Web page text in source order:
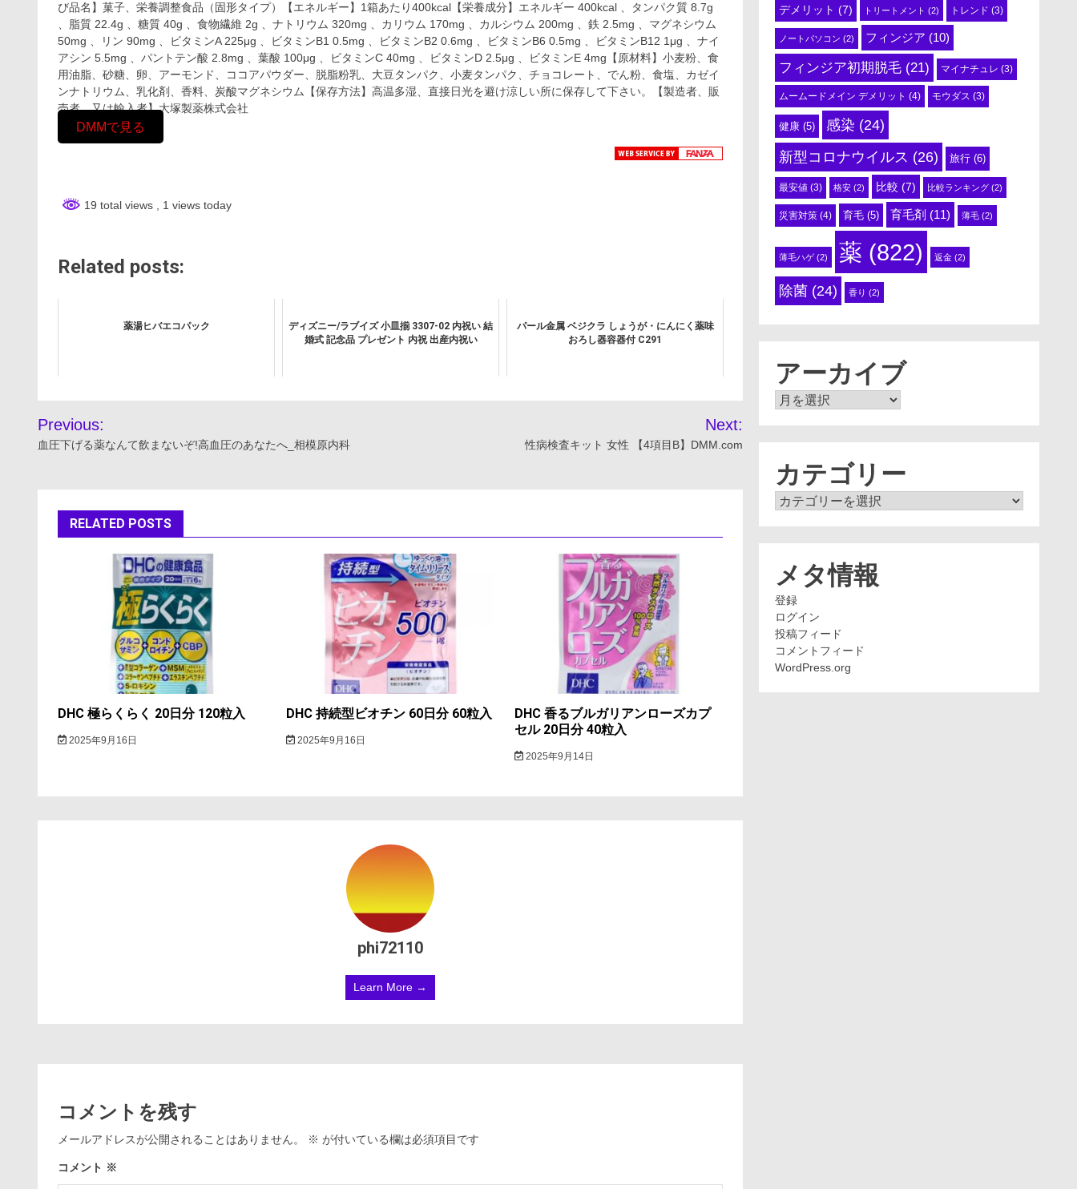
び品名】菓子、栄養調整食品（固形タイプ）【エネルギー】1箱あたり400kcal【栄養成分】エネルギー 400kcal 、タンパク質 8.7g
、脂質 22.4g 、糖質 40g 、食物繊維 2g 、ナトリウム 320mg 、カリウム 170mg 、カルシウム 200mg 、鉄 2.5mg 、マグネシウム
50mg 、リン 90mg 、ビタミンA 225μg 、ビタミンB1 0.5mg 、ビタミンB2 0.6mg 、ビタミンB6 0.5mg 、ビタミンB12 1μg 、ナイ
アシン 5.5mg 、パントテン酸 2.8mg 、葉酸 100μg 、ビタミンC 40mg 、ビタミンD 2.5μg 、ビタミンE 4mg【原材料】小麦粉、食
用油脂、砂糖、卵、アーモンド、ココアパウダー、脱脂粉乳、大豆タンパク、小麦タンパク、チョコレート、でん粉、食塩、カゼイ
ンナトリウム、乳化剤、香料、炭酸マグネシウム【保存方法】高温多湿、直接日光を避け涼しい所に保存して下さい。【製造者、販
売者、又は輸入者】大塚製薬株式会社
DMMで見る
19 total views , 1 views today
Related posts:
薬湯ヒバエコパック
ディズニー/ラブイズ 小皿揃 3307-02 内祝い 結
婚式 記念品 プレゼント 内祝 出産内祝い
パール金属 ベジクラ しょうが・にんにく薬味
おろし器容器付 C291
投
稿
ビ
ゲ
Previous:
血圧下げる薬なんて飲まないぞ!高血圧のあなたへ_相模原内科
Next:
性病検査キット 女性 【4項目B】DMM.com
RELATED POSTS
DHC 極らくらく 20日分 120粒入
2025年9月16日
DHC 持続型ビオチン 60日分 60粒入
2025年9月16日
DHC 香るブルガリアンローズカプ
セル 20日分 40粒入
2025年9月14日
phi72110
Learn More →
コメントを残す
メールアドレスが公開されることはありません。 ※ が付いている欄は必須項目です
コメント ※
デメリット (7) トリートメント (2) トレンド (3)
ノートパソコン (2) フィンジア (10)
フィンジア初期脱毛 (21) マイナチュレ (3)
ムームードメイン デメリット (4) モウダス (3)
健康 (5) 感染 (24)
新型コロナウイルス (26) 旅行 (6)
最安値 (3) 格安 (2) 比較 (7) 比較ランキング (2)
災害対策 (4) 育毛 (5) 育毛剤 (11) 薄毛 (2)
薄毛ハゲ(2) 薬 (822) 返金 (2)
除菌 (24) 香り (2)
アーカイブ
ア
カテゴリー
カ
メタ情報
登録
ログイン
投稿フィード
コメントフィード
WordPress.org